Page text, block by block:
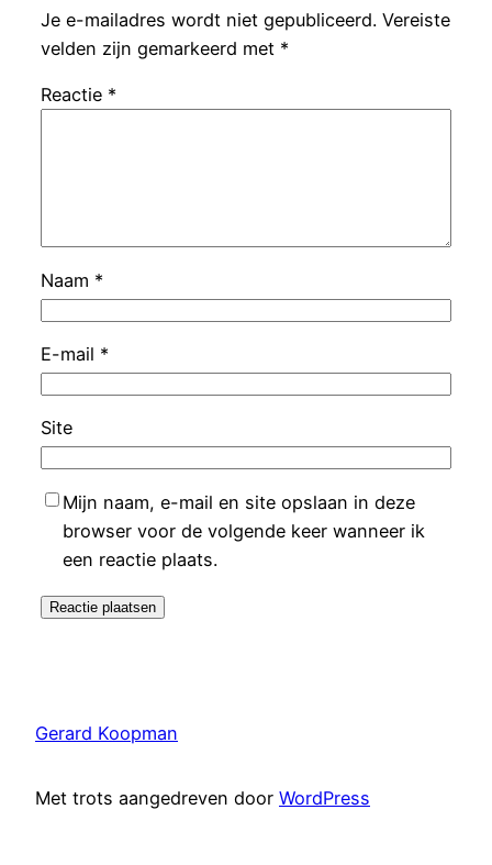
Je e-mailadres wordt niet gepubliceerd. Vereiste
velden zijn gemarkeerd met *
Reactie *
Naam *
E-mail *
Site
Mijn naam, e-mail en site opslaan in deze
browser voor de volgende keer wanneer ik
een reactie plaats.
Gerard Koopman
Met trots aangedreven door WordPress